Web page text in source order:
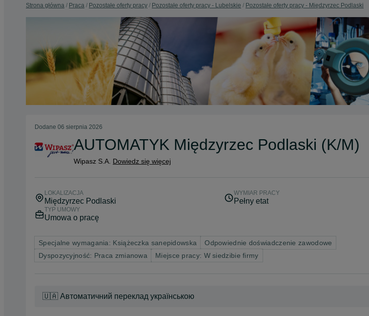
Strona główna Praca Pozostałe oferty pracy Pozostałe oferty pracy - Lubelskie Pozostałe oferty pracy - Międzyrzec Podlaski
Dodane 06 sierpnia 2026
AUTOMATYK Międzyrzec Podlaski (K/M)
Wipasz S.A. Dowiedz się więcej
LOKALIZACJA
Międzyrzec Podlaski
WYMIAR PRACY
Pełny etat
TYP UMOWY
Umowa o pracę
Specjalne wymagania: Książeczka sanepidowska
Odpowiednie doświadczenie zawodowe
Dyspozycyjność: Praca zmianowa
Miejsce pracy: W siedzibie firmy
🇺🇦 Автоматичний переклад українською